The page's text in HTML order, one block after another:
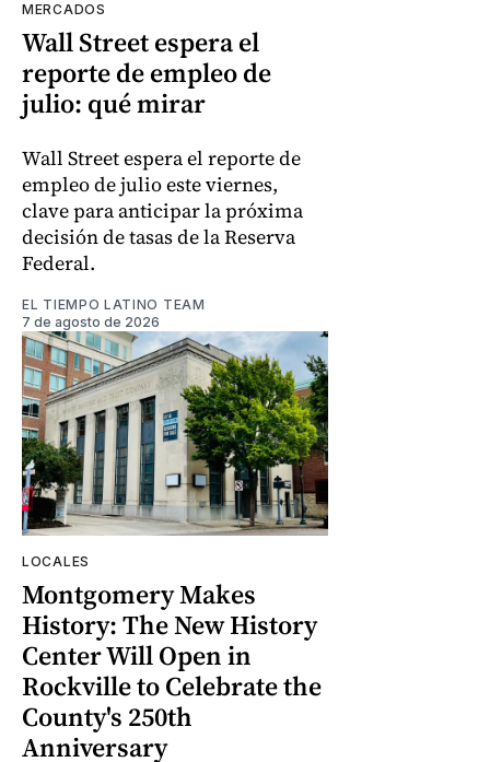
MERCADOS
Wall Street espera el
reporte de empleo de
julio: qué mirar
Wall Street espera el reporte de
empleo de julio este viernes,
clave para anticipar la próxima
decisión de tasas de la Reserva
Federal.
EL TIEMPO LATINO TEAM
7 de agosto de 2026
LOCALES
Montgomery Makes
History: The New History
Center Will Open in
Rockville to Celebrate the
County's 250th
Anniversary